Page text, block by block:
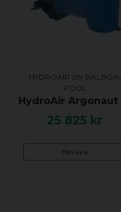
HYDROAIR (BY BALBOA)
POOL
25 825 kr
Bevaka